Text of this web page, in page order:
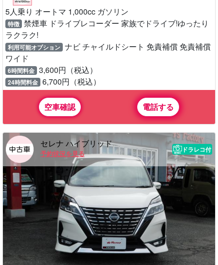
5人乗り オートマ 1,000cc ガソリン
特徴 禁煙車 ドライブレコーダー 家族でドライブ!ゆったり
ラクラク!
利用可能オプション ナビ チャイルドシート 免責補償 免責補償
ワイド
6時間料金 3,600円（税込）
24時間料金 6,700円（税込）
空車確認 電話する
セレナ ハイブリッド
予約状況を見る
ドラレコ付